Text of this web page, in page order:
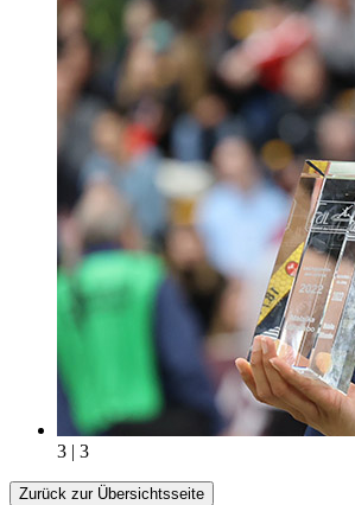
3 | 3
Zurück zur Übersichtsseite